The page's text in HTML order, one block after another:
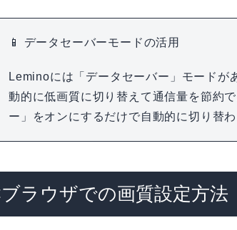
📱 データセーバーモードの活用
Leminoには「データセーバー」モードが
動的に低画質に切り替えて通信量を節約
ー」をオンにするだけで自動的に切り替わ
ラウザでの画質設定方法